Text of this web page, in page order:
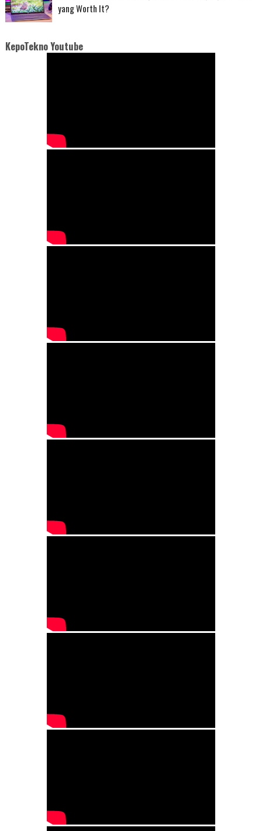
yang Worth It?
KepoTekno Youtube